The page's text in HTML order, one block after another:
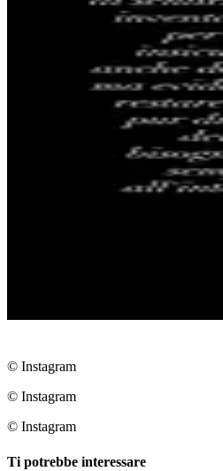
© Instagram
© Instagram
© Instagram
Ti potrebbe interessare